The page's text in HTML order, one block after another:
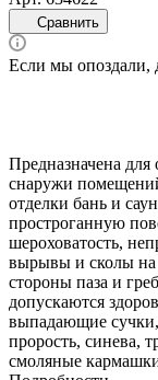
Сравнить
Если мы опоздали,
Предназначена
снаружи
отделки бань и
простроганную
шероховатость,
вырывы и сколы на
стороны паза и
допускаются
выпадающие сучки,
прорость, синева,
смоляные